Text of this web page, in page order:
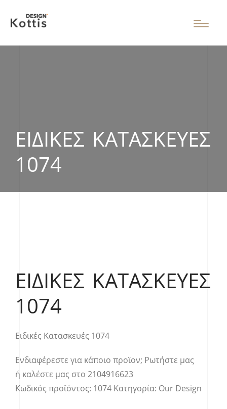
ΕΙΔΙΚΈΣ ΚΑΤΑΣΚΕΥΈΣ
1074
ΕΙΔΙΚΈΣ ΚΑΤΑΣΚΕΥΈΣ
1074
Ειδικές Κατασκευές 1074
Ενδιαφέρεστε για κάποιο προϊον; Ρωτήστε μας
ή καλέστε μας στο 2104916623
Κωδικός προϊόντος: 1074 Κατηγορία: Our Design